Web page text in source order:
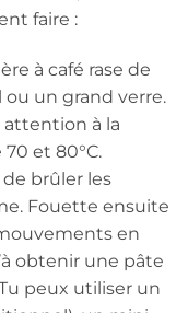
faire :
à café rase de
un grand verre.
attention à la
et 80°C.
brûler les
Fouette ensuite
en
obtenir une pâte
peux utiliser un